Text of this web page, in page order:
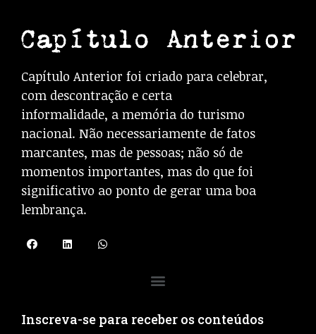
Capítulo Anterior foi criado para celebrar,
com descontração e certa
informalidade, a memória do turismo
nacional. Não necessariamente de fatos
marcantes, mas de pessoas; não só de
momentos importantes, mas do que foi
significativo ao ponto de gerar uma boa
lembrança.
Inscreva-se para receber os conteúdos